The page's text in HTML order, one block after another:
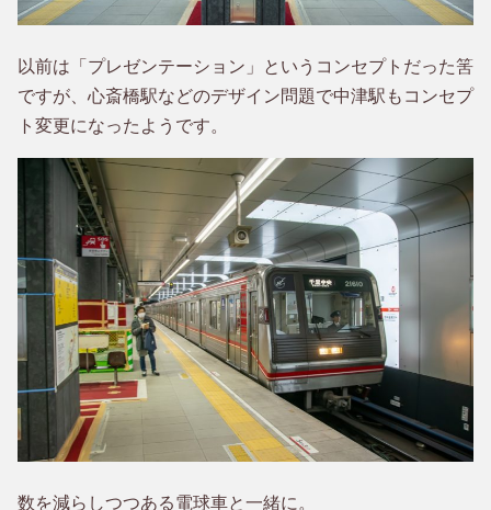
以前は「プレゼンテーション」というコンセプトだった筈
ですが、心斎橋駅などのデザイン問題で中津駅もコンセプ
ト変更になったようです。
数を減らしつつある電球車と一緒に。